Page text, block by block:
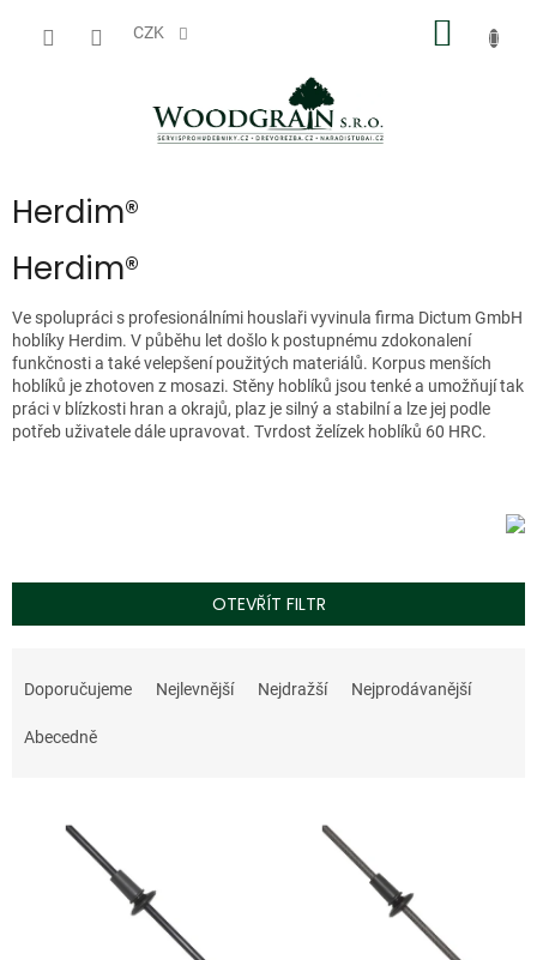
CZK
Herdim®
Herdim®
Ve spolupráci s profesionálními houslaři vyvinula firma Dictum GmbH
hoblíky Herdim. V půběhu let došlo k postupnému zdokonalení
funkčnosti a také velepšení použitých materiálů. Korpus menších
hoblíků je zhotoven z mosazi. Stěny hoblíků jsou tenké a umožňují tak
práci v blízkosti hran a okrajů, plaz je silný a stabilní a lze jej podle
potřeb uživatele dále upravovat. Tvrdost želízek hoblíků 60 HRC.
OTEVŘÍT FILTR
a
e
Doporučujeme Nejlevnější Nejdražší Nejprodávanější
Abecedně